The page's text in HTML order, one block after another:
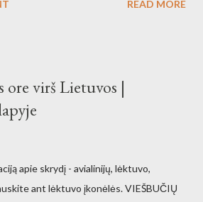
READ MORE
ore virš Lietuvos |
apie skrydį - avialinijų, lėktuvo,
ant lėktuvo įkonėlės. VIEŠBUČIŲ